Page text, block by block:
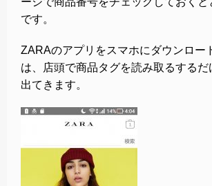
です。
ZARAのアプリをスマホにダウンロー
は、店頭で商品タグを読み取るする
出てきます。